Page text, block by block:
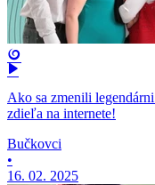
Ako sa zmenili
zdieľa na internete!
Bučkovci
•
16. 02. 2025